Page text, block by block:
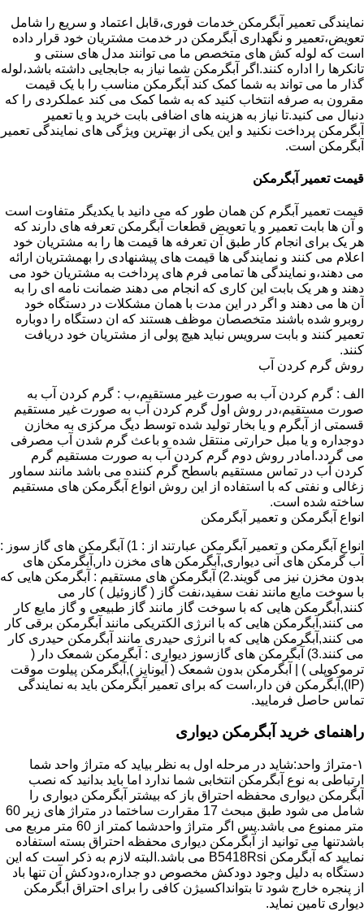
نمایندگی تعمیر آبگرمکن خدمات فوری،قابل اعتماد و سریع را شامل
تعویض،تعمیر و نگهداری آبگرمکن در خدمت مشتریان خود قرار داده
است که لوله کش های متخصص ما می توانند مدل های سنتی و
تانکرها را اداره کنند.اگر آبگرمکن شما نیاز به جابجایی داشته باشد،لوله
گذار ما می تواند به شما کمک کند آبگرمکن مناسب را با یک قیمت
مقرون به صرفه انتخاب کنید که به شما کمک می کند عملکردی را که
دنبال می کنید.تا نیاز به هزینه های اضافی بابت خرید و یا تعمیر
آبگرمکن پرداخت نکنید و این یکی از بهترین ویژگی های نمایندگی تعمیر
آبگرمکن است.
قیمت تعمیر آبگرمکن
قیمت تعمیر آبگرم کن همان طور که می دانید با یکدیگر متفاوت است
و آن ها بابت تعمیر و یا تعویض قطعات آبگرمکن تعرفه های دارند که
هر یک برای انجام کار طبق آن تعرفه ها قیمت ها را به مشتریان خود
اعلام می کنند و نمایندگی ها قیمت های پیشنهادی را بهمشتریان ارائه
می دهند،و نمایندگی ها تمامی فرم های پرداخت به مشتریان خود می
دهند و هر یک بابت این کاری که انجام می دهند ضمانت نامه ای را به
آن ها می دهند و اگر در این مدت با همان مشکلات در دستگاه خود
روبرو شده باشند متخصصان موظف هستند که ان دستگاه را دوباره
تعمیر کنند و بابت سرویس نباید هیچ پولی از مشتریان خود دریافت
کنند.
روش گرم کردن آب
الف : گرم کردن آب به صورت غیر مستقیم،ب : گرم کردن آب به
صورت مستقیم،در روش اول گرم کردن آب به صورت غیر مستقیم
قسمتی از آبگرم و یا بخار تولید شده توسط دیگ مرکزی به مخازن
دوجداره و یا مبل حرارتی منتقل شده و باعث گرم شدن آب مصرفی
می گردد.امادر روش دوم گرم کردن آب به صورت مستقیم گرم
کردن آب در تماس مستقیم باسطح گرم کننده می باشد مانند سماور
زغالی و نفتی که با استفاده از این روش انواع آبگرمکن های مستقیم
ساخته شده است.
انواع آبگرمکن و تعمیر آبگرمکن
انواع آبگرمکن و تعمیر آبگرمکن عبارتند از : 1) آبگرمکن های گاز سوز :
آب گرمکن های آنی دیواری,آبگرمکن های مخزن دار,آبگرمکن های
بدون مخزن نیز می گویند.2) آبگرمکن های مستقیم : آبگرمکن هایی که
با سوخت مایع مانند نفت سفید،نفت گاز ( گازوئیل ) کار می
کنند,آبگرمکن هایی که با سوخت گاز مانند گاز طبیعی و گاز مایع کار
می کنند,آبگرمکن هایی که با انرژی الکتریکی مانند آبگرمکن برقی کار
می کنند,آبگرمکن هایی که با انرژی حیدری مانند آبگرمکن حیدری کار
می کنند.3) آبگرمکن های گازسوز دیواری : آبگرمکن شمعک دار (
ترموکوپلی ) | آبگرمکن بدون شمعک ( آیونایز ),آبگرمکن پیلوت موقت
(IP),آبگرمکن فن دار،است که برای تعمیر آبگرمکن باید به نمایندگی
تماس حاصل فرمایید.
راهنمای خرید آبگرمکن دیواری
۱-متراژ واحد:شاید در مرحله اول به نظر بیاید که متراژ واحد شما
ارتباطی به نوع آبگرمکن انتخابی شما ندارد اما باید بدانید که نصب
آبگرمکن دیواری محفظه احتراق باز که بیشتر آبگرمکن دیواری را
شامل می شود طبق مبحث 17 مقرارت ساختما در متراژ های زیر 60
متر ممنوع می باشد.پس اگر متراژ واحدشما کمتر از 60 متر مربع می
باشدتنها می توانید از آبگرمکن دیواری محفظه احتراق بسته استفاده
نمایید که آبگرمکن B5418Rsi می باشد.البته لازم به ذکر است که این
دستگاه به دلیل وجود دودکش مخصوص دو جداره،دودکش آن تنها باد
از پنجره خارج شود تا بتوانداکسیژن کافی را برای احتراق آبگرمکن
دیواری تامین نماید.